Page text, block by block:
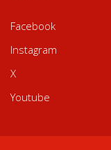
Facebook
Instagram
X
Youtube